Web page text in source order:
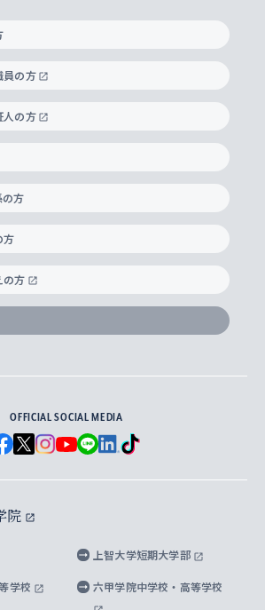
バル学部
部
– 持続可能な未来を考える６学科連携
人間学
エンス
究センター
ローバル教育
教育センター
学ぶ
ト
研究科
学研究科
科
・スタディーズ研究科
報研究所
・コンサーン研究所
究所
研究所
研究所
カナダ研究所
ジャーナリズム研究所
研究センター
構造材料イノベーションセンター
究・自由課題研究
する法令・研究費の使用について
ログラム
ア活動
学びのコミュニティ
口
相談
ト防止の取り組み
る学生への支援
サポート
成支援プログラム
先）・進路統計
ご担当者様へのご案内
ート
人特別研究生・国費留学生
海外大学から上智大学で学ぶ)
ー生
term Program受講生
に出願する奨学金
等教育の修学支援新制度
象の奨学金
る際の費用と奨学金
メッセージ
長紹介
神
理念
沿革
アーカイブズ
カトリック
ンゲージメント
訪れた世界の知性
・アフリカWeeks
ティ＆サステナビリティへの取り組み
ソーシャルメディア
学院について
智大学
ットワーク
証人とのネットワーク
ットワーク
版物
大学案内・大学院案内
SOPHIA magazine
ジュアル・アイデンティティ
ジュアル・アイデンティティ
歌 ・上智大学学生歌
取材・キャンパスでの撮影について
開情報
教育研究活動等の情報公表
内
員の方
人の方
の方
方
の方
OFFICIAL SOCIAL MEDIA
院
上智大学短期大学部
学校 六甲学院中学校・高等学校